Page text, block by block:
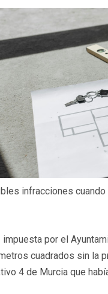
infracciones
impuesta por el
cuadrados sin la
4 de Murcia que